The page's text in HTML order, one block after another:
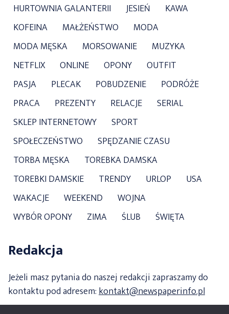
HURTOWNIA GALANTERII
JESIEŃ
KAWA
KOFEINA
MAŁŻEŃSTWO
MODA
MODA MĘSKA
MORSOWANIE
MUZYKA
NETFLIX
ONLINE OPONY
OUTFIT
PASJA
PLECAK POBUDZENIE
PODRÓŻE
PRACA
PREZENTY RELACJE
SERIAL
SKLEP INTERNETOWY
SPORT
SPOŁECZEŃSTWO
SPĘDZANIE CZASU
TORBA MĘSKA
TOREBKA DAMSKA
TOREBKI DAMSKIE
TRENDY URLOP
USA
WAKACJE
WEEKEND
WOJNA
WYBÓR OPONY
ZIMA ŚLUB ŚWIĘTA
Redakcja
Jeżeli masz pytania do naszej redakcji zapraszamy do
kontaktu pod adresem:kontakt@newspaperinfo.pl